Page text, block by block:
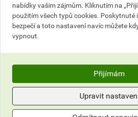
nabídky vašim zájmům. Kliknutím na
použitím všech typů cookies. Poskytnuté
bezpečí a toto nastavení navíc můžete
vypnout.
Přijímám
Upravit